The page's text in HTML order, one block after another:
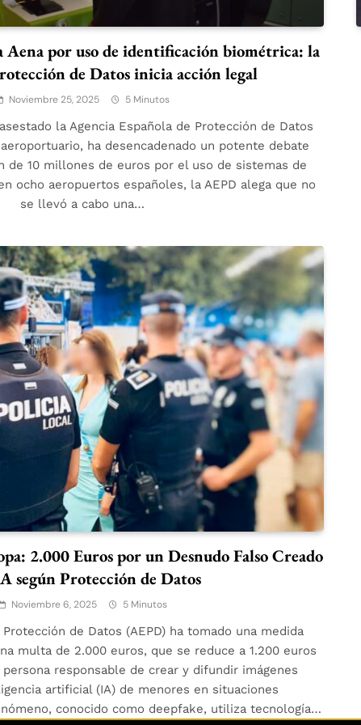
Aena por uso de identificación biométrica: la
de Datos inicia acción legal
Noviembre 25, 2025 5 Minutos
la Agencia Española de Protección de Datos
ha desencadenado un potente debate
de 10 millones de euros por el uso de sistemas de
ocho aeropuertos españoles, la AEPD alega que no
se llevó a cabo una…
2.000 Euros por un Desnudo Falso Creado
según Protección de Datos
Noviembre 6, 2025 5 Minutos
de Datos (AEPD) ha tomado una medida
multa de 2.000 euros, que se reduce a 1.200 euros
responsable de crear y difundir imágenes
artificial (IA) de menores en situaciones
conocido como deepfake, utiliza tecnología…